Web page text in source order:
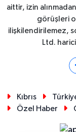
aittir, izin
görüşleri
ilişkilendirilemez,
Ltd.
Kıbrıs
Özel Haber